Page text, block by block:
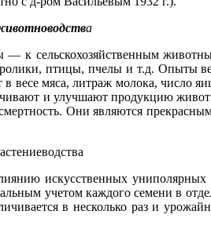
а
к сельскохозяйственным
птицы, пчелы и т.д. Опыты
весе мяса, литраж молока, число
и улучшают продукцию
Они являются
искусственных униполярных
учетом каждого семени в
в несколько раз и